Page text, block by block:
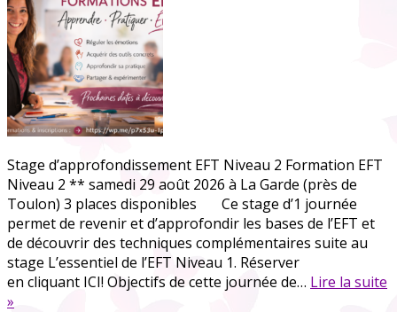
Stage d’approfondissement EFT Niveau 2 Formation EFT
Niveau 2 ** samedi 29 août 2026 à La Garde (près de
Toulon) 3 places disponibles Ce stage d’1 journée
permet de revenir et d’approfondir les bases de l’EFT et
de découvrir des techniques complémentaires suite au
stage L’essentiel de l’EFT Niveau 1. Réserver
en cliquant ICI! Objectifs de cette journée de… Lire la suite
»